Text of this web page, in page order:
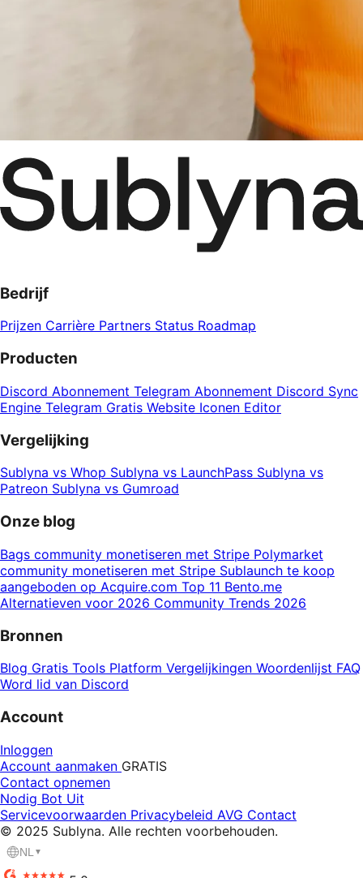
Bedrijf
Prijzen Carrière Partners Status Roadmap
Producten
Discord Abonnement Telegram Abonnement Discord Sync
Engine Telegram Gratis Website Iconen Editor
Vergelijking
Sublyna vs Whop Sublyna vs LaunchPass Sublyna vs
Patreon Sublyna vs Gumroad
Onze blog
Bags community monetiseren met Stripe Polymarket
community monetiseren met Stripe Sublaunch te koop
aangeboden op Acquire.com Top 11 Bento.me
Alternatieven voor 2026 Community Trends 2026
Bronnen
Blog Gratis Tools Platform Vergelijkingen Woordenlijst FAQ
Word lid van Discord
Account
Inloggen
Account aanmaken GRATIS
Contact opnemen
Nodig Bot Uit
Servicevoorwaarden Privacybeleid AVG Contact
© 2025 Sublyna. Alle rechten voorbehouden.
NL ▼